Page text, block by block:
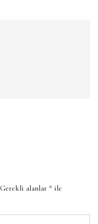
Gerekli alanlar * ile